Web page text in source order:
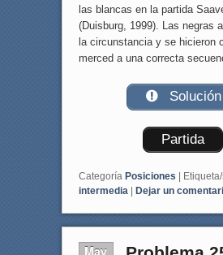
las blancas en la partida
(Duisburg, 1999). Las negras
la circunstancia y se hicieron
merced a una correcta
Solución
Partida
Categoría Posiciones
intermedia
Dejar un
May